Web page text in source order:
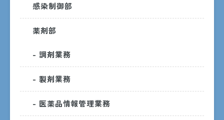
感染制御部
薬剤部
- 調剤業務
- 製剤業務
- 医薬品情報管理業務
インフォメーション